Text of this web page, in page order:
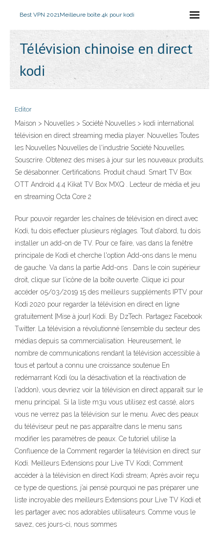
Best VPN 2021Meilleure boîte 4k pour kodi
Télévision chinoise en direct
kodi
Editor
Maison > Nouvelles > Société Nouvelles > kodi international
télévision en direct streaming media player. Nouvelles Toutes
les Nouvelles Nouvelles de l'industrie Société Nouvelles.
Souscrire. Obtenez des mises à jour sur les nouveaux produits.
Se désabonner. Certifications. Produit chaud. Smart TV Box
OTT Android 4.4 Kikat TV Box MXQ . Lecteur de média et jeu
en streaming Octa Core 2
Pour pouvoir regarder les chaînes de télévision en direct avec
Kodi, tu dois effectuer plusieurs réglages. Tout d’abord, tu dois
installer un add-on de TV. Pour ce faire, vas dans la fenêtre
principale de Kodi et cherche l'option Add-ons dans le menu
de gauche. Va dans la partie Add-ons . Dans le coin supérieur
droit, clique sur l’icône de la boîte ouverte. Clique ici pour
accéder 05/03/2019 15 des meilleurs suppléments IPTV pour
Kodi 2020 pour regarder la télévision en direct en ligne
gratuitement [Mise à jour] Kodi. By DzTech. Partagez Facebook
Twitter. La télévision a révolutionné l’ensemble du secteur des
médias depuis sa commercialisation. Heureusement, le
nombre de communications rendant la télévision accessible à
tous et partout a connu une croissance soutenue En
redémarrant Kodi (ou la désactivation et la réactivation de
l'addon), vous devriez voir la télévision en direct apparaît sur le
menu principal. Si la liste m3u vous utilisez est cassé, alors
vous ne verrez pas la télévision sur le menu. Avec des peaux
du téléviseur peut ne pas apparaître dans le menu sans
modifier les paramètres de peaux. Ce tutoriel utilise la
Confluence de la Comment regarder la télévision en direct sur
Kodi. Meilleurs Extensions pour Live TV Kodi; Comment
accéder à la télévision en direct Kodi stream; Après avoir reçu
ce type de questions, j’ai pensé pourquoi ne pas préparer une
liste incroyable des meilleurs Extensions pour Live TV Kodi et
les partager avec nos adorables utilisateurs. Comme vous le
savez, ces jours-ci, nous sommes